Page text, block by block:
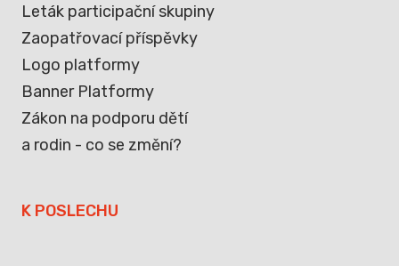
Leták participační skupiny
Zaopatřovací příspěvky
Logo platformy
Banner Platformy
Zákon na podporu dětí
a rodin - co se změní?
K POSLECHU